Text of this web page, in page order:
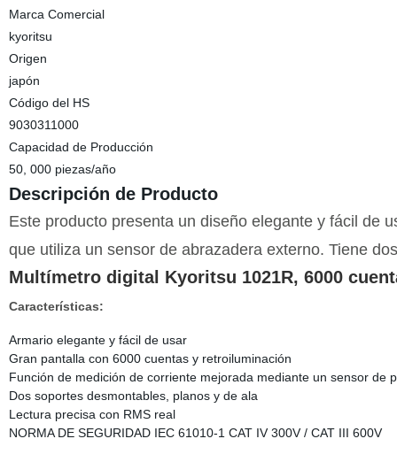
Marca Comercial
kyoritsu
Origen
japón
Código del HS
9030311000
Capacidad de Producción
50, 000 piezas/año
Descripción de Producto
Este producto presenta un diseño elegante y fácil de
que utiliza un sensor de abrazadera externo. Tiene
Multímetro digital Kyoritsu 1021R, 6000
Características:
Armario elegante y fácil de usar
Gran pantalla con 6000 cuentas y retroiluminación
Función de medición de corriente mejorada mediante un sensor de
Dos soportes desmontables, planos y de ala
Lectura precisa con RMS real
NORMA DE SEGURIDAD IEC 61010-1 CAT IV 300V / CAT III 600V